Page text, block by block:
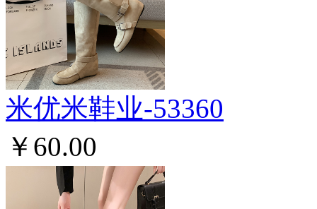
米优米鞋业-53360
￥60.00